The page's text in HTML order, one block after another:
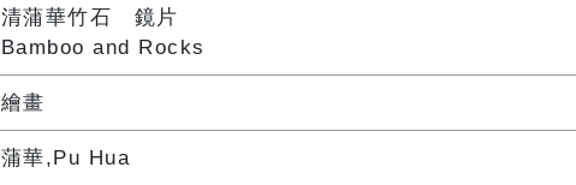
清蒲華竹石 鏡片
Bamboo and Rocks
繪畫
蒲華,Pu Hua